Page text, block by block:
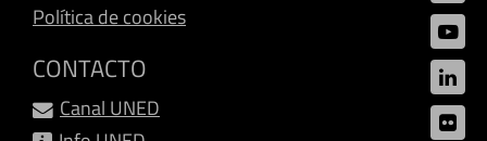
Política de cookies
CONTACTO
Canal UNED